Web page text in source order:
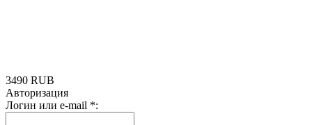
3490 RUB
Авторизация
Логин или e-mail *: